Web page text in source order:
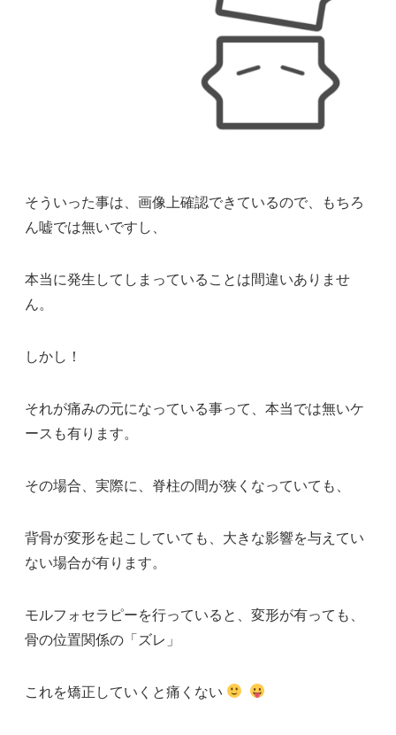
そういった事は、画像上確認できているので、もちろ
ん嘘では無いですし、
本当に発生してしまっていることは間違いありませ
ん。
しかし！
それが痛みの元になっている事って、本当では無いケ
ースも有ります。
その場合、実際に、脊柱の間が狭くなっていても、
背骨が変形を起こしていても、大きな影響を与えてい
ない場合が有ります。
モルフォセラピーを行っていると、変形が有っても、
骨の位置関係の「ズレ」
これを矯正していくと痛くない